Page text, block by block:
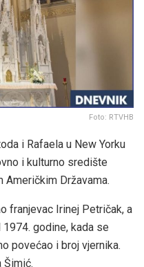
Foto: RTVHB
i Rafaela u New Yorku
i kulturno središte
Američkim Državama.
franjevac Irinej Petričak, a
godine, kada se
povećao i broj vjernika.
Šimić.